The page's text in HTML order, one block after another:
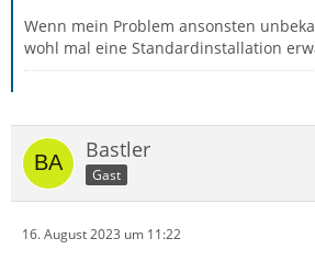
Wenn mein Problem ansonsten
wohl mal eine Standardinstallation
Bastler
Gast
16. August 2023 um 11:22